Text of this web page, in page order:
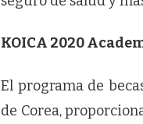
KOICA 2020
El programa de
de Corea,